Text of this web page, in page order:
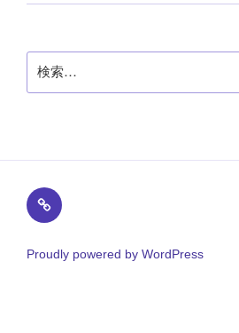
索:
プ
ラ
Proudly powered by WordPress